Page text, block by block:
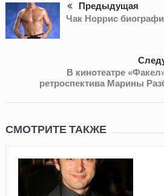
Предыдущая
Чак Норрис
В кинотеатре
ретроспектива Марины
СМОТРИТЕ ТАКЖЕ